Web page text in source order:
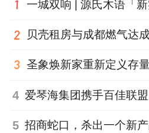
全面清盘，一年狂卖26亿
门头沟这种远郊，以前大
糙盘”，结果电建华曦府证
4
5 招商蛇口，杀出一个新